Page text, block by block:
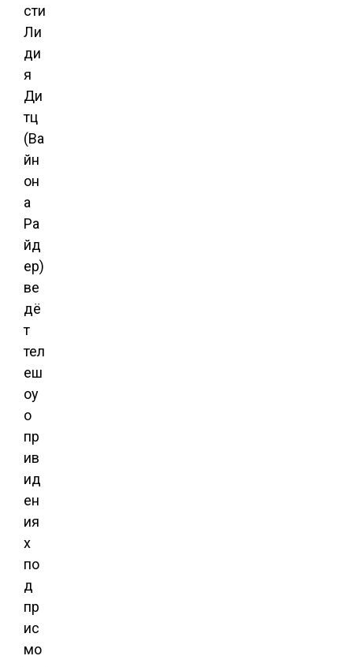
сти
Ли
ди
я
Ди
тц
(Ва
йн
он
а
Ра
йд
ер)
ве
дё
т
тел
еш
оу
о
пр
ив
ид
ен
ия
х
по
д
пр
ис
мо